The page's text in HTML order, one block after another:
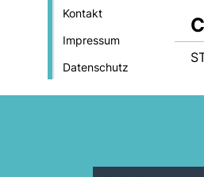
Kontakt
Impressum
Datenschutz